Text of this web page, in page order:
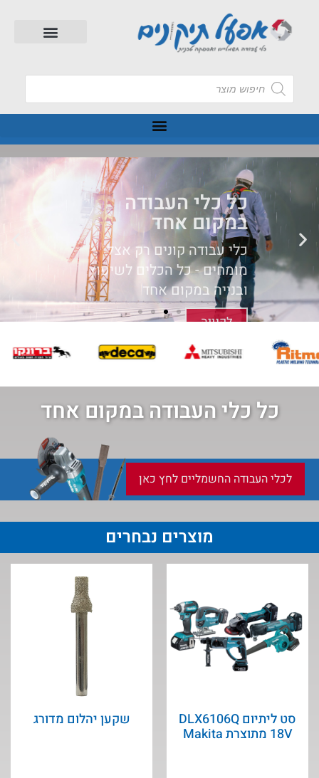
כל כלי העבודה
במקום אחד
כלי עבודה קונים רק אצל
מומחים - כל הכלים לשיפוץ
ובנייה במקום אחד
לקנייה
כל כלי העבודה במקום אחד
לכלי העבודה החשמליים לחץ כאן
מוצרים נבחרים
סט ליתיום DLX6106Q
18V מתוצרת Makita
שקען יהלום מדורג